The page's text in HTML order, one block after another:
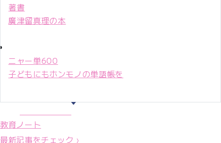
著書
廣津留真理の本
ニャー単600
子どもにもホンモノの単語帳を
教育ノート
最新記事をチェック ›